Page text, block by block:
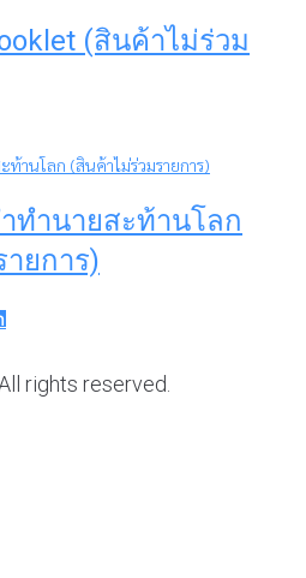
(สินค้าไม่ร่วม
ทำนายสะท้านโลก
ยการ)
rights reserved.